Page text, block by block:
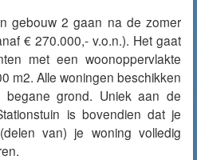
gebouw 2 gaan na de zomer
€ 270.000,- v.o.n.). Het gaat
met een woonoppervlakte
m2. Alle woningen beschikken
grond. Uniek aan de
is bovendien dat je
van) je woning volledig